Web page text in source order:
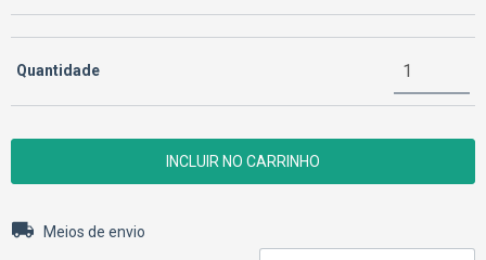
Quantidade
Entregas para o CEP:
Meios de envio